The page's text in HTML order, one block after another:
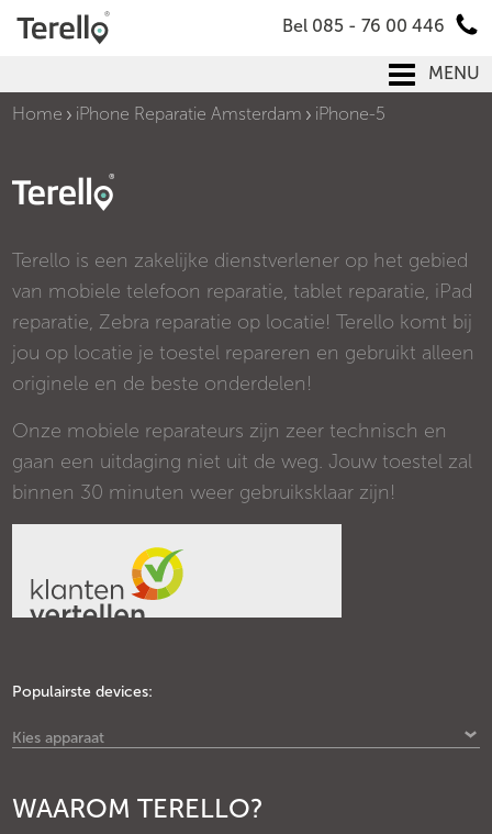
Bel 085 - 76 00 446
MENU
Home
iPhone Reparatie Amsterdam iPhone-5
Terello is een zakelijke dienstverlener op het gebied
van mobiele telefoon reparatie, tablet reparatie, iPad
reparatie, Zebra reparatie op locatie! Terello komt bij
jou op locatie je toestel repareren en gebruikt alleen
originele en de beste onderdelen!
Onze mobiele reparateurs zijn zeer technisch en
gaan een uitdaging niet uit de weg. Jouw toestel zal
binnen 30 minuten weer gebruiksklaar zijn!
Populairste devices:
Kies apparaat
WAAROM TERELLO?